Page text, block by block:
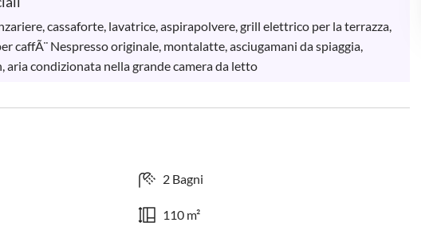
cassaforte, lavatrice, aspirapolvere, grill elettrico per la terrazza,
caffÃ¨ Nespresso originale, montalatte, asciugamani da spiaggia,
condizionata nella grande camera da letto
2 Bagni
110 m²